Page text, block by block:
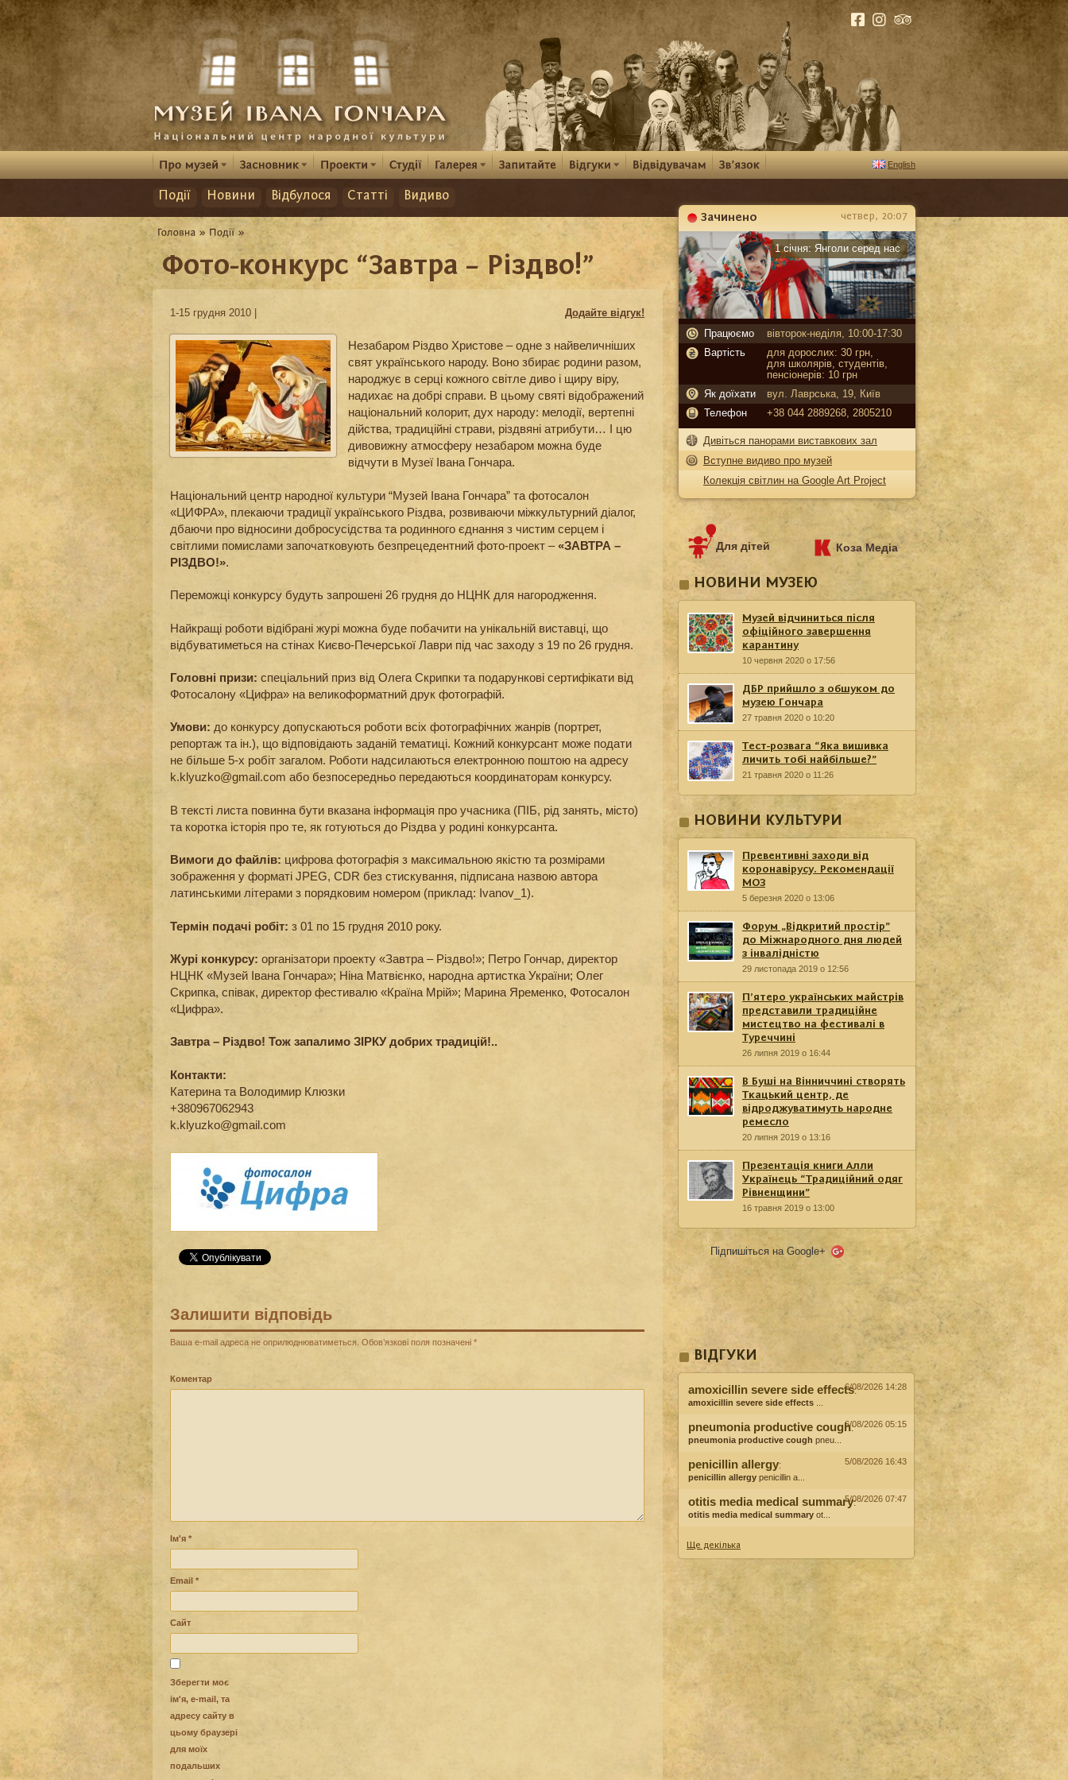
English
Події Новини Відбулося Статті Видиво
Фото-конкурс “Завтра – Різдво!”
1-15 грудня 2010 | Додайте відгук!
Незабаром Різдво Христове – одне з найвеличніших
свят українського народу. Воно збирає родини разом,
народжує в серці кожного світле диво і щиру віру,
надихає на добрі справи. В цьому святі відображений
національний колорит, дух народу: мелодії, вертепні
дійства, традиційні страви, різдвяні атрибути… І цю
дивовижну атмосферу незабаром можна буде
відчути в Музеї Івана Гончара.
Національний центр народної культури “Музей Івана Гончара” та фотосалон
«ЦИФРА», плекаючи традиції українського Різдва, розвиваючи міжкультурний діалог,
дбаючи про відносини добросусідства та родинного єднання з чистим серцем і
світлими помислами започатковують безпрецедентний фото-проект –«ЗАВТРА –
РІЗДВО!».
Переможці конкурсу будуть запрошені 26 грудня до НЦНК для нагородження.
Найкращі роботи відібрані журі можна буде побачити на унікальній виставці, що
відбуватиметься на стінах Києво-Печерської Лаври під час заходу з 19 по 26 грудня.
Головні призи: спеціальний приз від Олега Скрипки та подарункові сертифікати від
Фотосалону «Цифра» на великоформатний друк фотографій.
Умови: до конкурсу допускаються роботи всіх фотографічних жанрів (портрет,
репортаж та ін.), що відповідають заданій тематиці. Кожний конкурсант може подати
не більше 5-х робіт загалом. Роботи надсилаються електронною поштою на адресу
k.klyuzko@gmail.com або безпосередньо передаються координаторам конкурсу.
В тексті листа повинна бути вказана інформація про учасника (ПІБ, рід занять, місто)
та коротка історія про те, як готуються до Різдва у родині конкурсанта.
Вимоги до файлів: цифрова фотографія з максимальною якістю та розмірами
зображення у форматі JPEG, CDR без стискування, підписана назвою автора
латинськими літерами з порядковим номером (приклад: Ivanov_1).
Термін подачі робіт: з 01 по 15 грудня 2010 року.
Журі конкурсу: організатори проекту «Завтра – Різдво!»; Петро Гончар, директор
НЦНК «Музей Івана Гончара»; Ніна Матвієнко, народна артистка України; Олег
Скрипка, співак, директор фестивалю «Країна Мрій»; Марина Яременко, Фотосалон
«Цифра».
Завтра – Різдво! Тож запалимо ЗІРКУ добрих традицій!..
Контакти:
Катерина та Володимир Клюзки
+380967062943
k.klyuzko@gmail.com
Залишити відповідь
Ваша e-mail адреса не оприлюднюватиметься. Обов’язкові поля позначені *
Коментар
Ім'я *
Email *
Сайт
Зберегти моє
ім'я, e-mail, та
адресу сайту в
цьому браузері
для моїх
подальших
Зачинено
Карантин
четвер, 20:07
1 січня: Янголи серед нас
Працюємо
вівторок-неділя, 10:00-17:30
Вартість
для дорослих: 30 грн,
для школярів, студентів,
пенсіонерів: 10 грн
Як доїхати
вул. Лаврська, 19, Київ
Телефон
+38 044 2889268, 2805210
Дивіться панорами виставкових зал
Вступне видиво про музей
Колекція світлин на Google Art Project
Для дітей Коза Медіа
НОВИНИ МУЗЕЮ
Музей відчиниться після
офіційного завершення
карантину
10 червня 2020 о 17:56
ДБР прийшло з обшуком до
музею Гончара
27 травня 2020 о 10:20
Тест-розвага “Яка вишивка
личить тобі найбільше?”
21 травня 2020 о 11:26
НОВИНИ КУЛЬТУРИ
Превентивні заходи від
коронавірусу. Рекомендації
МОЗ
5 березня 2020 о 13:06
Форум „Відкритий простір”
до Міжнародного дня людей
з інвалідністю
29 листопада 2019 о 12:56
П’ятеро українських майстрів
представили традиційне
мистецтво на фестивалі в
Туреччині
26 липня 2019 о 16:44
В Буші на Вінниччині створять
Ткацький центр, де
відроджуватимуть народне
ремесло
20 липня 2019 о 13:16
Презентація книги Алли
Українець “Традиційний одяг
Рівненщини”
16 травня 2019 о 13:00
Підпишіться на Google+
ВІДГУКИ
amoxicillin severe side effects:
amoxicillin severe side effects
6/08/2026 14:28
pneumonia productive cough:
pneumonia productive cough pneu...
6/08/2026 05:15
penicillin allergy:
penicillin allergy penicillin a...
5/08/2026 16:43
otitis media medical summary:
otitis media medical summary ot...
5/08/2026 07:47
Ще декілька